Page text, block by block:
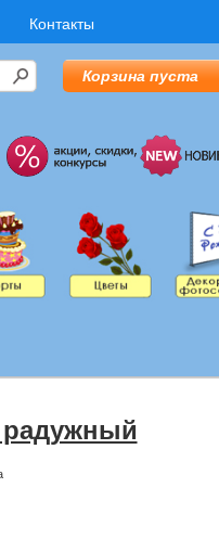
Контакты
Корзина пуста